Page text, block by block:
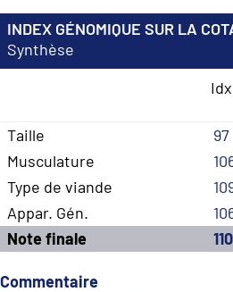
INDEX GÉNOMIQUE SUR LA
Synthèse
Idx
Taille 97
Musculature
Type de viande
Appar. Gén.
Note finale
110
Commentaire